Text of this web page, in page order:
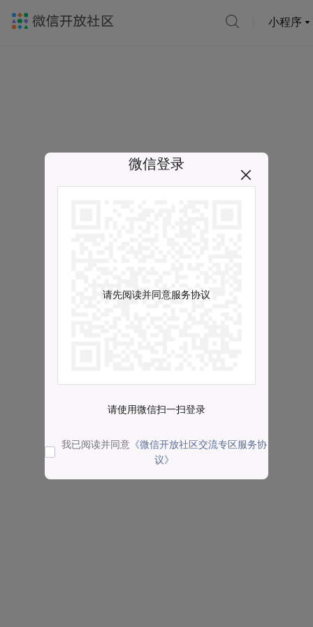
小程序
微信登录
请先阅读并同意服务协议
请使用微信扫一扫登录
我已阅读并同意 《微信开放社区交流专区服务协
议》